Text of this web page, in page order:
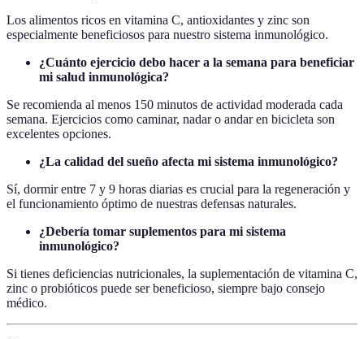
Los alimentos ricos en vitamina C, antioxidantes y zinc son
especialmente beneficiosos para nuestro sistema inmunológico.
¿Cuánto ejercicio debo hacer a la semana para beneficiar
mi salud inmunológica?
Se recomienda al menos 150 minutos de actividad moderada cada
semana. Ejercicios como caminar, nadar o andar en bicicleta son
excelentes opciones.
¿La calidad del sueño afecta mi sistema inmunológico?
Sí, dormir entre 7 y 9 horas diarias es crucial para la regeneración y
el funcionamiento óptimo de nuestras defensas naturales.
¿Debería tomar suplementos para mi sistema
inmunológico?
Si tienes deficiencias nutricionales, la suplementación de vitamina C,
zinc o probióticos puede ser beneficioso, siempre bajo consejo
médico.